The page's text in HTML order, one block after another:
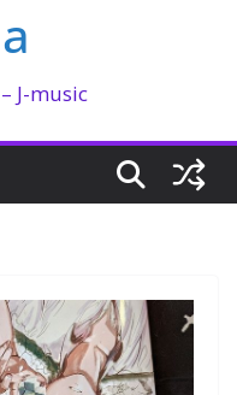
J-music